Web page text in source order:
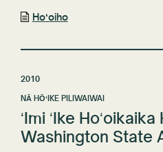
Hoʻoiho
2010
NĀ HŌʻIKE PILIWAIWAI
ʻImi ʻIke Hoʻoikaika
Washington State